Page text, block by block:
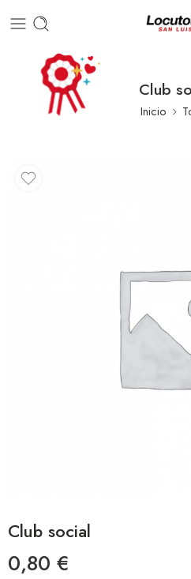
Club
Inicio
Club social
0,80 €